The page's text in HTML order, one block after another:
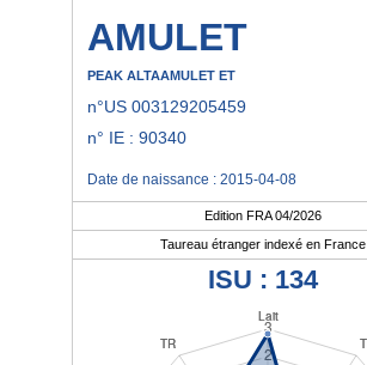
AMULET
PEAK ALTAAMULET ET
n°US 003129205459
n° IE : 90340
Date de naissance : 2015-04-08
Edition FRA 04/2026
Taureau étranger indexé en France
ISU : 134